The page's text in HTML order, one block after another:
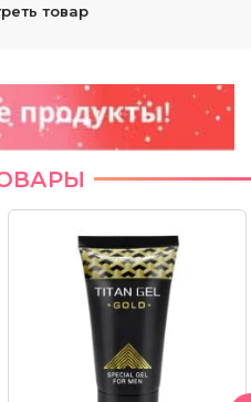
товар